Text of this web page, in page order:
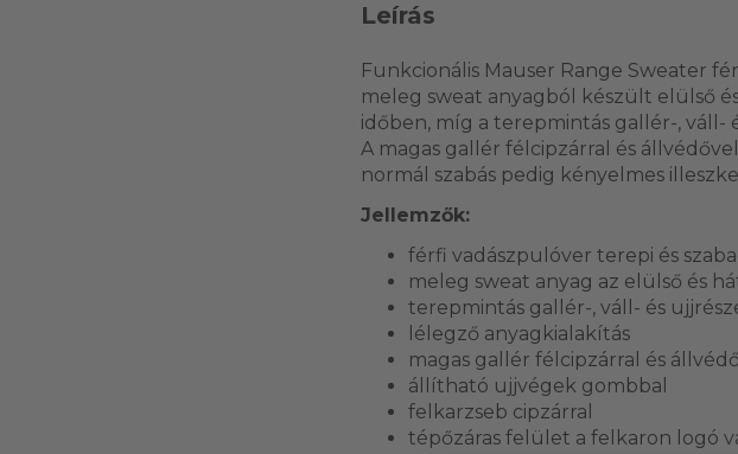
Leírás
Funkcionális Mauser Range Sweater
meleg sweat anyagból készült elülső
időben, míg a terepmintás gallér-, váll-
A magas gallér félcipzárral és
normál szabás pedig kényelmes
Jellemzők:
férfi vadászpulóver terepi és
meleg sweat anyag az elülső és
terepmintás gallér-, váll- és
lélegző anyagkialakítás
magas gallér félcipzárral és
állítható ujjvégek gombbal
felkarzseb cipzárral
tépőzáras felület a felkaron logó